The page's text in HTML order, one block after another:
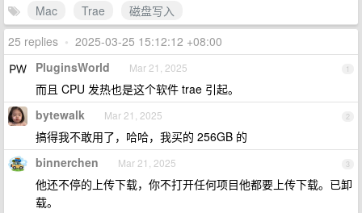
Mac
Trae
磁盘写入
25 replies • 2025-03-25 15:12:12 +08:00
1
PluginsWorld Mar 21, 2025
而且 CPU 发热也是这个软件 trae 引起。
2
bytewalk Mar 21, 2025
搞得我不敢用了，哈哈，我买的 256GB 的
3
binnerchen Mar 21, 2025
他还不停的上传下载，你不打开任何项目他都要上传下载。已卸
载。